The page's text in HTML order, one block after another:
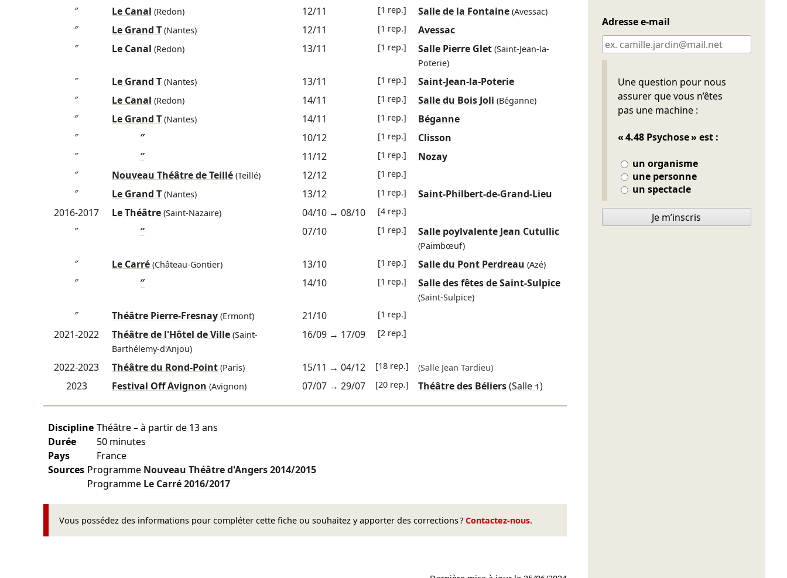
″ Le Canal (Redon) 12/11 [1 rep.] Salle de la Fontaine (Avessac)
″ Le Grand T(Nantes) 12/11 [1 rep.]
Avessac
″
Le Canal (Redon) 13/11 [1 rep.] Salle Pierre Glet (Saint-Jean-la-
Poterie)
″ Le Grand T(Nantes) 13/11 [1 rep.]
Saint-Jean-la-Poterie
″
Le Canal (Redon) 14/11 [1 rep.] Salle du Bois Joli (Béganne)
″ Le Grand T(Nantes) 14/11 [1 rep.]
Béganne
″
″ 10/12 [1 rep.]
Clisson
″
″ 11/12 [1 rep.]
Nozay
″
Nouveau Théâtre de Teillé(Teillé) 12/12 [1 rep.]
″ Le Grand T(Nantes) 13/12 [1 rep.]
Saint-Philbert-de-Grand-Lieu
2016-2017
Le Théâtre(Saint-Nazaire) 04/10→ 08/10 [4 rep.]
″ ″ 07/10 [1 rep.] Salle poylvalente Jean Cutullic
(Paimbœuf)
″ Le Carré(Château-Gontier) 13/10 [1 rep.] Salle du Pont Perdreau (Azé)
″ ″ 14/10 [1 rep.] Salle des fêtes de Saint-Sulpice
(Saint-Sulpice)
″ Théâtre Pierre-Fresnay(Ermont) 21/10 [1 rep.]
2021-2022 Théâtre de l'Hôtel de Ville(Saint-
Barthélemy-d'Anjou)
16/09→ 17/09 [2 rep.]
2022-2023 Théâtre du Rond-Point(Paris) 15/11 → 04/12 [18 rep.] (Salle Jean Tardieu)
2023 Festival Off Avignon (Avignon) 07/07→ 29/07 [20 rep.] Théâtre des Béliers(Salle 1)
Discipline Théâtre – à partir de 13 ans
Durée
50 minutes
Pays
France
Sources Programme Nouveau Théâtre d'Angers2014/2015
Programme Le Carré2016/2017
Vous possédez des informations pour compléter cette fiche ou souhaitez y apporter des corrections ? Contactez-nous.
Adresse e-mail
Une question pour nous
assurer que vous n’êtes
pas une machine :
« 4.48 Psychose » est :
un organisme
une personne
un spectacle
Ne pas remplir
Je m’inscris